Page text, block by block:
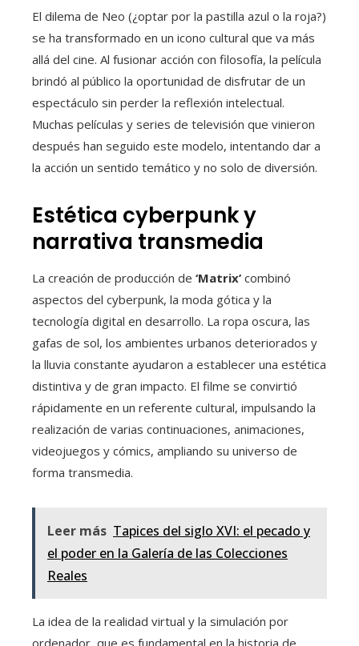
El dilema de Neo (¿optar por la pastilla azul o la roja?)
se ha transformado en un icono cultural que va más
allá del cine. Al fusionar acción con filosofía, la película
brindó al público la oportunidad de disfrutar de un
espectáculo sin perder la reflexión intelectual.
Muchas películas y series de televisión que vinieron
después han seguido este modelo, intentando dar a
la acción un sentido temático y no solo de diversión.
Estética cyberpunk y
narrativa transmedia
La creación de producción de ‘Matrix’ combinó
aspectos del cyberpunk, la moda gótica y la
tecnología digital en desarrollo. La ropa oscura, las
gafas de sol, los ambientes urbanos deteriorados y
la lluvia constante ayudaron a establecer una estética
distintiva y de gran impacto. El filme se convirtió
rápidamente en un referente cultural, impulsando la
realización de varias continuaciones, animaciones,
videojuegos y cómics, ampliando su universo de
forma transmedia.
Leer más Tapices del siglo XVI: el pecado y
el poder en la Galería de las Colecciones
Reales
La idea de la realidad virtual y la simulación por